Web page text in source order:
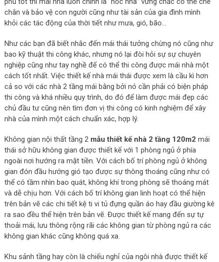
chắn và bảo vệ con người cũng như tài sản của gia đình mình
khỏi các tác động của thời tiết như mưa, gió, bão…
Như các bạn đã biết nhắc đến mái thái tưởng chừng nó cũng như
bao kỹ thuật thi công khác, nhưng nó lại đòi hỏi sự sự chuyên
nghiệp cũng như tay nghề để có thể thi công được mái nhà một
cách tốt nhất. Việc thiết kế nhà mái thái được xem là cầu kì hơn
cả so với các nhà 2 tầng mái bằng bởi nó cần phải có biện pháp
thi công và khá nhiều quy trình, do đó để làm được mái đẹp các
chủ đầu tư cũng nên tìm đơn vị thi công có kinh nghiệm để xây
nhà của mình một cách chuẩn xác, hợp lý.
Không gian nội thất tầng 2 mẫu thiết kế nhà 2 tầng 120m2 mái
thái sở hữu không gian được thiết kế với 1 phòng ngủ ở phía
ngoài nơi hướng ra mặt tiền. Với cách bố trí phòng ngủ ở không
gian đón đầu hướng gió tạo được sự thông thoáng cũng như có
thể có tầm nhìn bao quát, không khí trong phòng sẽ thoáng mát
và dễ chịu hơn. Với cách bố trí không gian linh hoạt có thể hiện
trên bản vẽ các chi tiết kệ ti vi tủ đựng quần áo hay đầu giường kê
ra sao đều thể hiện trên bản vẽ. Được thiết kế mang đến sự tự
thoải mái, lưu thông rộng rãi các không gian từ phòng ngủ ra các
không gian khác cũng không quá xa.
Khu sảnh tầng hay còn là chiếu nghỉ của ngôi nhà được thiết kế